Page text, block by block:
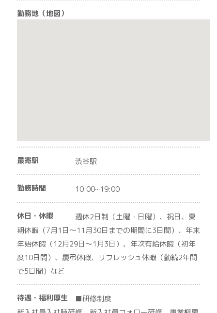
勤務地（地図）
最寄駅 渋谷駅
勤務時間 10:00~19:00
休日・休暇
週休2日制（土曜・日曜）、祝日、夏
期休暇（7月1日～11月30日までの期間に3日間）、年末
年始休暇（12月29日～1月3日）、年次有給休暇（初年
度10日間）、慶弔休暇、リフレッシュ休暇（勤続2年間
で5日間）など
待遇・福利厚生
■研修制度